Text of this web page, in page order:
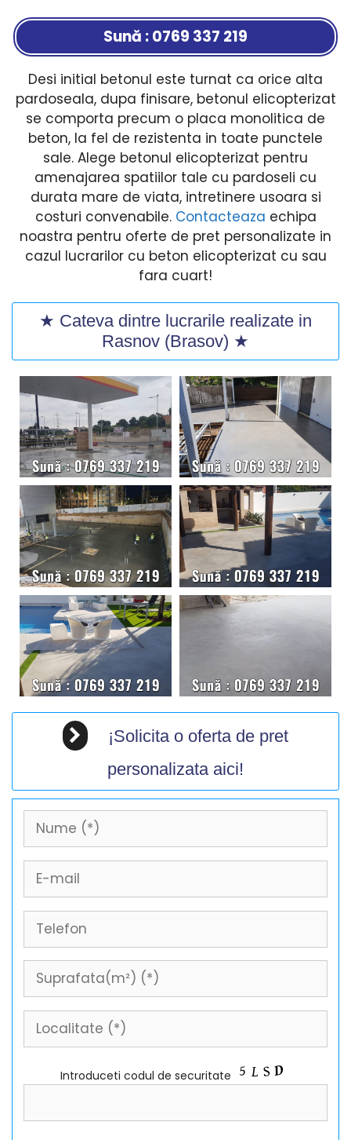
Sună : 0769 337 219
Desi initial betonul este turnat ca orice alta
pardoseala, dupa finisare, betonul elicopterizat
se comporta precum o placa monolitica de
beton, la fel de rezistenta in toate punctele
sale. Alege betonul elicopterizat pentru
amenajarea spatiilor tale cu pardoseli cu
durata mare de viata, intretinere usoara si
costuri convenabile. Contacteaza echipa
noastra pentru oferte de pret personalizate in
cazul lucrarilor cu beton elicopterizat cu sau
fara cuart!
★ Cateva dintre lucrarile realizate in
Rasnov (Brasov) ★
¡Solicita o oferta de pret
personalizata aici!
Introduceti codul de securitate